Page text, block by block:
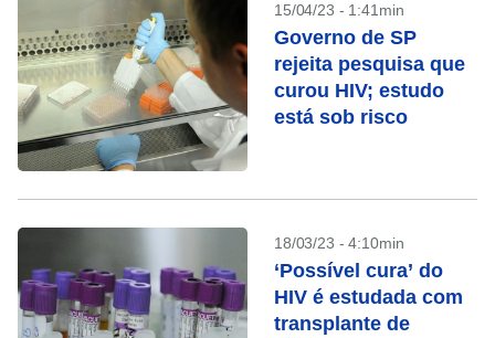
15/04/23 - 1:41min
Governo de SP
rejeita pesquisa que
curou HIV; estudo
está sob risco
18/03/23 - 4:10min
‘Possível cura’ do
HIV é estudada com
transplante de